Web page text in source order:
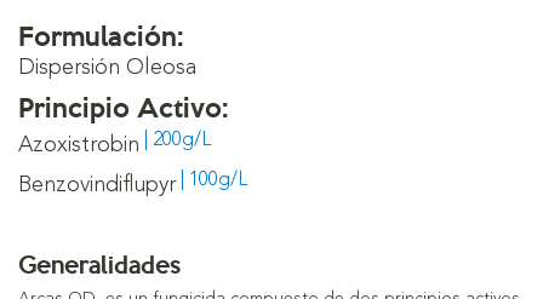
Formulación:
Dispersión Oleosa
Principio Activo:
Azoxistrobin | 200g/L
Benzovindiflupyr| 100g/L
Generalidades